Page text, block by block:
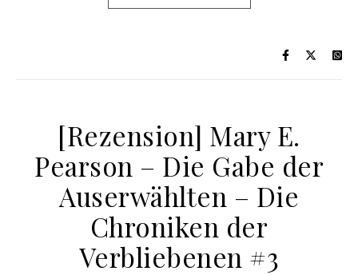
[Rezension] Mary E.
Pearson – Die Gabe der
Auserwählten – Die
Chroniken der
Verbliebenen #3